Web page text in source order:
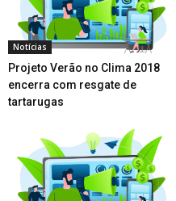
Notícias
Projeto Verão no Clima 2018
encerra com resgate de
tartarugas